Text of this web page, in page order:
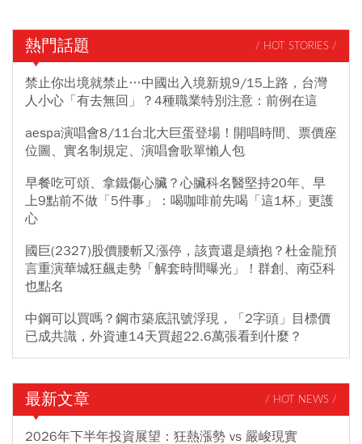
熱門話題 / HOT STORIES /
禁止你出境就禁止…中國出入境新規9/15上路，台灣
人小心「有去無回」？4種職業特別注意：前例在這
aespa演唱會8/11台北大巨蛋登場！開唱時間、票價座
位圖、實名制規定、演唱會歌單懶人包
早餐吃可頌、拿鐵傷心臟？心臟科名醫堅持20年、早
上9點前不做「5件事」：喝咖啡前先喝「這1杯」更護
心
國巨(2327)股價腰斬又漲停，該賣還是續抱？杜金龍預
言重演華城狂飆走勢「解套時間曝光」！群創、南亞科
也點名
中鋼可以買嗎？鋼市築底訊號浮現，「2字頭」目標價
已成共識，外資連14天買超22.6萬張看到什麼？
最新文章 / HOT NEWS /
2026年下半年投資展望：狂熱漲勢 vs 嚴峻現實